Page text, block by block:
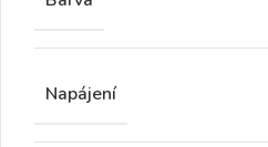
Napájení